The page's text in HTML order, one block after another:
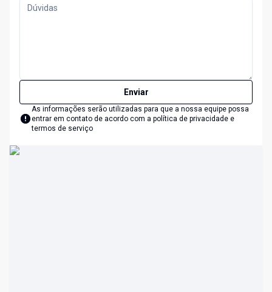
Enviar
As informações serão utilizadas para que a nossa equipe possa
entrar em contato de acordo com a política de privacidade e
termos de serviço